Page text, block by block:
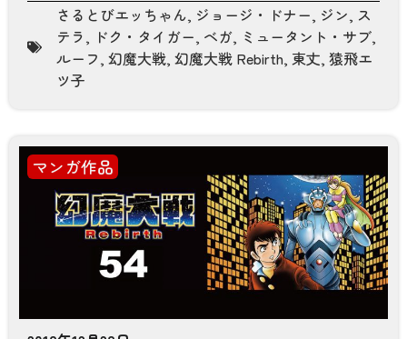
さるとびエッちゃん, ジョージ・ドナー, ジン, ス
テラ, ドク・タイガー, ベガ, ミュータント・サブ,
ルーフ, 幻魔大戦, 幻魔大戦 Rebirth, 東丈, 猿飛エ
ツ子
マンガ作品